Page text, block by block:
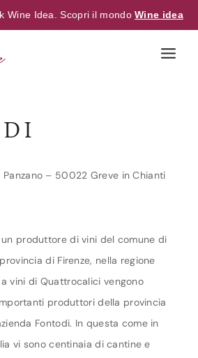
Wine Idea. Scopri il mondoWine idea
– 50022 Greve in Chianti
un produttore di vini del comune di
di Firenze, nella regione
vini di Quattrocalici vengono
produttori della provincia
Fontodi. In questa come in
vi sono centinaia di cantine e